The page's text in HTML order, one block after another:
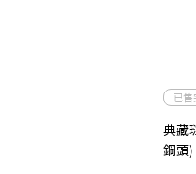
已售
典藏
鋼頭)